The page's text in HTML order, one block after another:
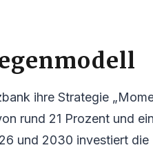
ihre Strategie
rund 21 Prozent und
und 2030 investiert die